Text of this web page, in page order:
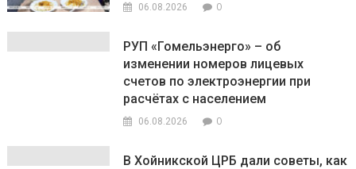
06.08.2026 0
РУП «Гомельэнерго» – об
изменении номеров лицевых
счетов по электроэнергии при
расчётах с населением
06.08.2026 0
В Хойникской ЦРБ дали советы, как